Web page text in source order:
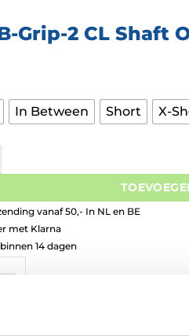
Grip-2 CL Shaft
In Between Short X-
vanaf 50,- In NL en BE
met Klarna
14 dagen